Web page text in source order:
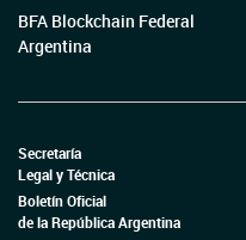
BFA Blockchain Federal
Argentina
Secretaría
Legal y Técnica
Boletín Oficial
de la República Argentina